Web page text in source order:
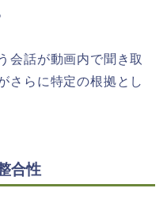
会話が動画内で聞き取
さらに特定の根拠とし
合性